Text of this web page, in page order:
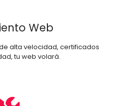
Web
alta velocidad, certificados
tu web volará.